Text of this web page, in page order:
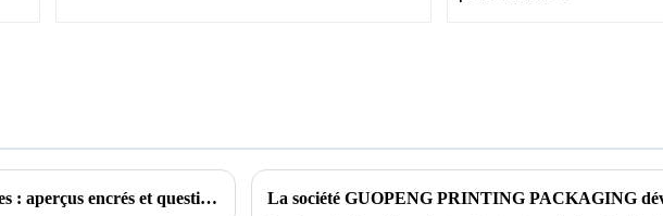
Explorer le monde des tatouages ​​temporaires : aperçus encrés et questions courantes